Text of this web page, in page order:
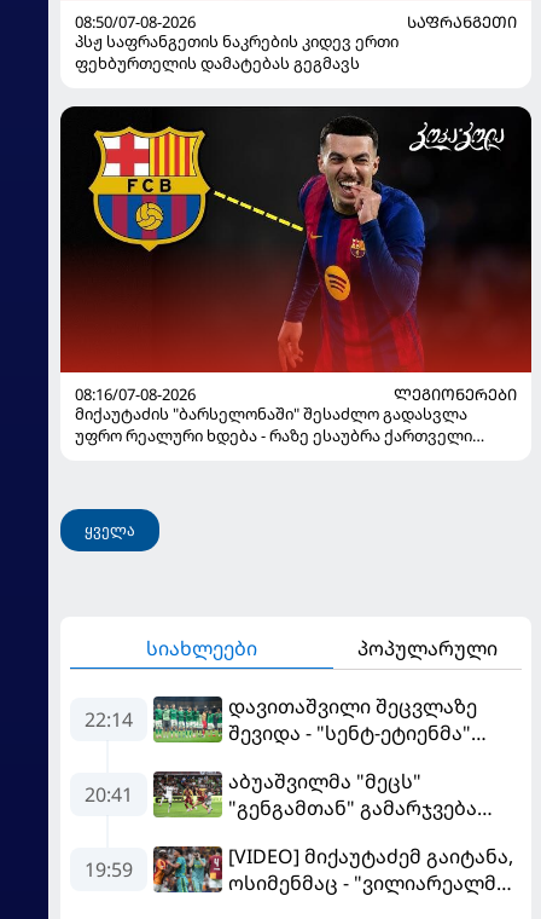
08:50/07-08-2026
ᲡᲐᲤᲠᲐᲜᲒᲔᲗᲘ
პსჟ საფრანგეთის ნაკრების კიდევ ერთი
ფეხბურთელის დამატებას გეგმავს
08:16/07-08-2026
ᲚᲔᲒᲘᲝᲜᲔᲠᲔᲑᲘ
მიქაუტაძის "ბარსელონაში" შესაძლო გადასვლა
უფრო რეალური ხდება - რაზე ესაუბრა ქართველი
ყველა
სიახლეები პოპულარული
22:14
დავითაშვილი შეცვლაზე
შევიდა - "სენტ-ეტიენმა"
20:41
აბუაშვილმა "მეცს"
"გენგამთან" გამარჯვება
19:59
[VIDEO] მიქაუტაძემ გაიტანა,
ოსიმენმაც - "ვილიარეალმა"